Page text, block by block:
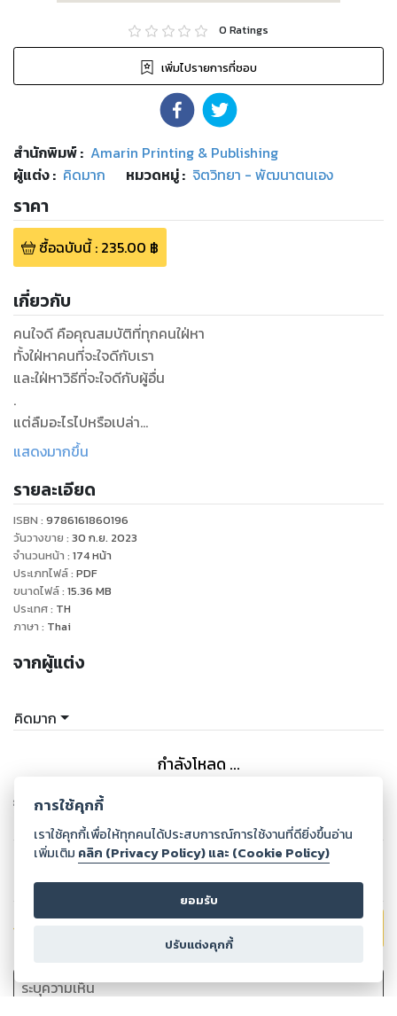
0 Ratings
เพิ่มไปรายการที่ชอบ
สำนักพิมพ์: Amarin Printing & Publishing
ผู้แต่ง : คิดมาก หมวดหมู่: จิตวิทยา - พัฒนาตนเอง
ราคา
ซื้อฉบับนี้: 235.00 ฿
เกี่ยวกับ
คนใจดี คือคุณสมบัติที่ทุกคนใฝ่หา
ทั้งใฝ่หาคนที่จะใจดีกับเรา
และใฝ่หาวิธีที่จะใจดีกับผู้อื่น
.
แต่ลืมอะไรไปหรือเปล่า
เรามัวแต่ทำดี มอบไมตรีให้คนอื่น
พอเป็นตัวเอง กลับลืมที่จะหันมาใส่ใจ
ดูแลหัวใจและความรู้สึกของตัวเอง
.
การใจดีกับตัวเอง
ไม่ใช่การต้องตามใจตัวเองในทุกเรื่อง
แต่คือการรักตัวเองเป็น
และมองเห็นคุณค่าของตัวเอง
หนังสือเล่มนี้จะคอยอยู่ข้างๆ
ในแง่มุมต่างๆของชีวิต
เพิ่มความสุขที่หล่นหายหวนคืนมา
ไม่ต้องเอาความรู้สึกไปขึ้นอยู่กับใคร
แม้ว่าจะมีสิ่งที่ต้องทำมากมายแค่ไหน
ขอเธออย่าลืมสิ่งสำคัญข้อนี้
อย่าลืมใจดีกับตัวเอง
แสดงมากขึ้น
รายละเอียด
ISBN : 9786161860196
วันวางขาย : 30 ก.ย. 2023
จำนวนหน้า : 174หน้า
ประเภทไฟล์: PDF
ขนาดไฟล์: 15.36 MB
ประเทศ: TH
ภาษา : Thai
จากผู้แต่ง
คิดมาก
กำลังโหลด ...
จากสำนักพิมพ์ Amarin Printing & Publishing
ดูเพิ่มเติม
การใช้คุกกี้
เราใช้คุกกี้เพื่อให้ทุกคนได้ประสบการณ์การใช้งานที่ดียิ่งขึ้นอ่าน
เพิ่มเติม คลิก (Privacy Policy) และ (Cookie Policy)
ยอมรับ
ปรับแต่งคุกกี้